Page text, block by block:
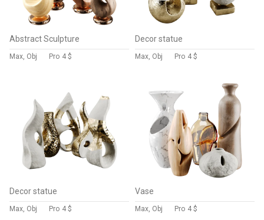
Abstract Sculpture
Max, Obj Pro 4 $
Decor statue
Max, Obj Pro 4 $
Decor statue
Max, Obj Pro 4 $
Vase
Max, Obj Pro 4 $